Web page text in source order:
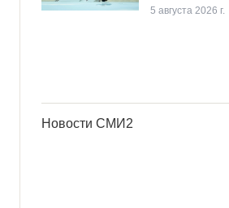
5 августа 2026 г.